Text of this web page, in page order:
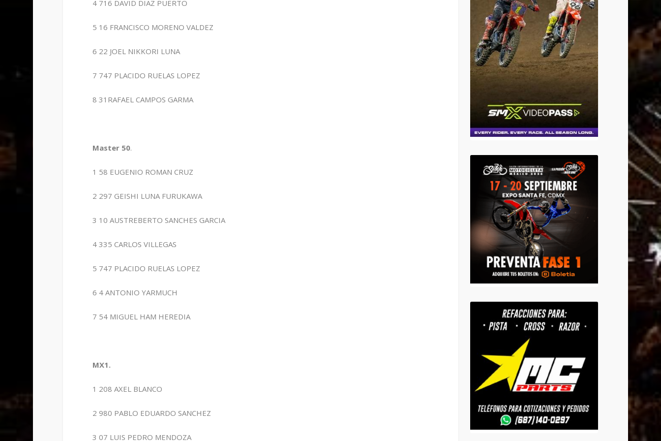
4 716 DAVID DIAZ PUERTO
5 16 FRANCISCO MORENO VALDEZ
6 22 JOEL NIKKORI LUNA
7 747 PLACIDO RUELAS LOPEZ
8 31RAFAEL CAMPOS GARMA
Master 50.
1 58 EUGENIO ROMAN CRUZ
2 297 GEISHI LUNA FURUKAWA
3 10 AUSTREBERTO SANCHES GARCIA
4 335 CARLOS VILLEGAS
5 747 PLACIDO RUELAS LOPEZ
6 4 ANTONIO YARMUCH
7 54 MIGUEL HAM HEREDIA
MX1.
1 208 AXEL BLANCO
2 980 PABLO EDUARDO SANCHEZ
3 07 LUIS PEDRO MENDOZA